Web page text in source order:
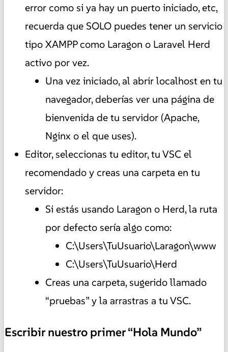
error como si ya hay un puerto iniciado, etc,
recuerda que SOLO puedes tener un servicio
tipo XAMPP como Laragon o Laravel Herd
activo por vez.
Una vez iniciado, al abrir localhost en tu
navegador, deberías ver una página de
bienvenida de tu servidor (Apache,
Nginx o el que uses).
Editor, seleccionas tu editor, tu VSC el
recomendado y creas una carpeta en tu
servidor:
Si estás usando Laragon o Herd, la ruta
por defecto sería algo como:
C:\Users\TuUsuario\Laragon\www
C:\Users\TuUsuario\Herd
Creas una carpeta, sugerido llamado
“pruebas” y la arrastras a tu VSC.
Escribir nuestro primer “Hola Mundo”